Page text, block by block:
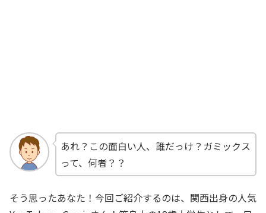
あれ？この面白い人、誰だっけ？ガミックス
って、何者？？
そう思ったあなた！今回ご紹介するのは、関西出身の人気